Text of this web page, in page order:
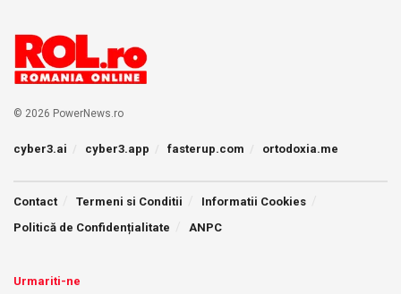
© 2026 PowerNews.ro
cyber3.ai cyber3.app fasterup.com ortodoxia.me
Contact Termeni si Conditii
Informatii Cookies
Politică de Confidențialitate
ANPC
Urmariti-ne